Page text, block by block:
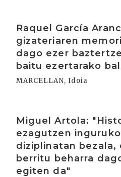
Raquel García
gizateriaren
dago ezer
baitu ezertarako
MARCELLAN, Idoia
Miguel Artola:
ezagutzen
diziplinatan bezala,
berritu beharra
egiten da"